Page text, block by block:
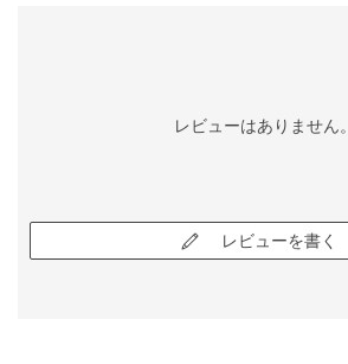
レビューはありません。
レビューを書く